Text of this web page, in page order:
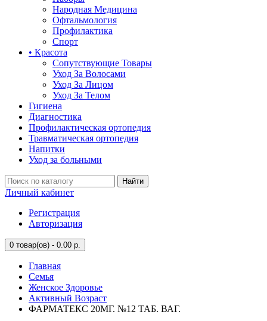
Народная Медицина
Офтальмология
Профилактика
Спорт
• Красота
Сопутствующие Товары
Уход За Волосами
Уход За Лицом
Уход За Телом
Гигиена
Диагностика
Профилактическая ортопедия
Травматическая ортопедия
Напитки
Уход за больными
Найти
Личный кабинет
Регистрация
Авторизация
0 товар(ов) - 0.00 р.
Главная
Семья
Женское Здоровье
Активный Возраст
ФАРМАТЕКС 20МГ. №12 ТАБ. ВАГ.